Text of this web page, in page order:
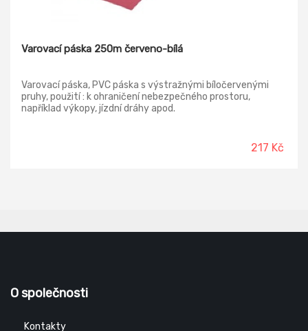
Varovací páska 250m červeno-bílá
Varovací páska, PVC páska s výstražnými bíločervenými
pruhy, použití : k ohraničení nebezpečného prostoru,
například výkopy, jízdní dráhy apod.
217 Kč
O společnosti
Kontakty